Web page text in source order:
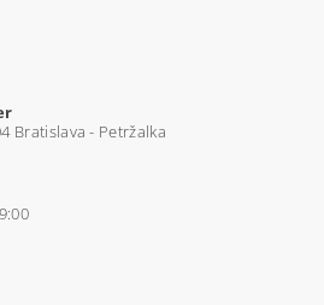
Bratislava - Petržalka